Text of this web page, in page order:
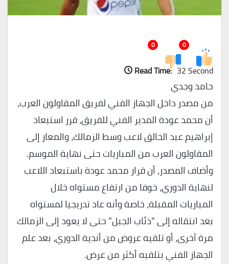
0
0
Read Time: 32 Second
حامد وجدي
من مصدر داخل الجهاز الفني لفريق المقاولون العرب،
أن محمد عودة المدير الفني للفريق، قرر استبعاد
إبراهيم عبد الخالق لاعب وسط الزمالك، والمعار إلى
المقاولون العرب من المباريات حتى نهاية الموسم.
وأضاف المصدر، أن قرار محمد عودة باستبعاد اللاعب
لنهاية الدوري، خوفا من ارتفاع مستواه خلال
المباريات المقبلة، خاصة وأنه عاد تدريجيا لمستواه
بعد انتقاله إلى “ذئاب الجبل” حتى لا يعود إلى الزمالك
مرة آخرى، أو تلقيه عروض من أندية الدوري، بعد علم
الجهاز الفني بتلقيه أكثر من عرض.